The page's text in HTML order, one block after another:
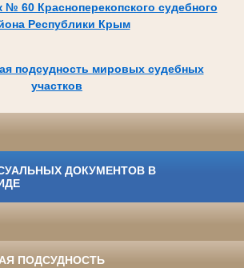
№ 60 Красноперекопского судебного
Республики Крым
подсудность мировых судебных
участков
ДОКУМЕНТОВ В
ПОДСУДНОСТЬ